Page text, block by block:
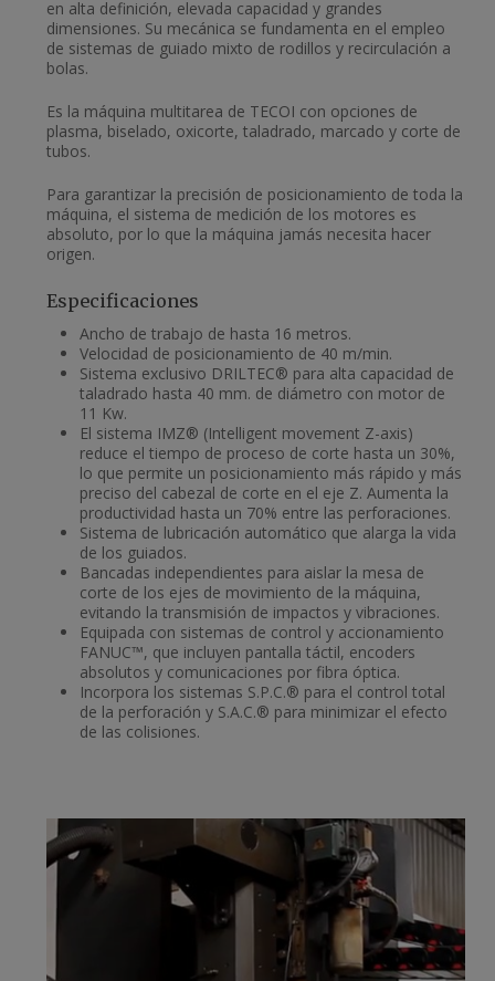
en alta definición, elevada capacidad y grandes
dimensiones. Su mecánica se fundamenta en el empleo
de sistemas de guiado mixto de rodillos y recirculación a
bolas.
Es la máquina multitarea de TECOI con opciones de
plasma, biselado, oxicorte, taladrado, marcado y corte de
tubos.
Para garantizar la precisión de posicionamiento de toda la
máquina, el sistema de medición de los motores es
absoluto, por lo que la máquina jamás necesita hacer
origen.
Especificaciones
Ancho de trabajo de hasta 16 metros.
Velocidad de posicionamiento de 40 m/min.
Sistema exclusivo DRILTEC® para alta capacidad de
taladrado hasta 40 mm. de diámetro con motor de
11 Kw.
El sistema IMZ® (Intelligent movement Z-axis)
reduce el tiempo de proceso de corte hasta un 30%,
lo que permite un posicionamiento más rápido y más
preciso del cabezal de corte en el eje Z. Aumenta la
productividad hasta un 70% entre las perforaciones.
Sistema de lubricación automático que alarga la vida
de los guiados.
Bancadas independientes para aislar la mesa de
corte de los ejes de movimiento de la máquina,
evitando la transmisión de impactos y vibraciones.
Equipada con sistemas de control y accionamiento
FANUC™, que incluyen pantalla táctil, encoders
absolutos y comunicaciones por fibra óptica.
Incorpora los sistemas S.P.C.® para el control total
de la perforación y S.A.C.® para minimizar el efecto
de las colisiones.